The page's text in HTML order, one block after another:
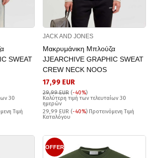
SWEAT
30
Τιμή
JACK AND JONES
Μακρυμάνικη Μπλούζα
JJEARCHIVE GRAPHIC SWEAT
CREW NECK NOOS
17,99 EUR
29,99 EUR (-40%)
Καλύτερη τιμή των τελευταίων 30
ημερών
29,99 EUR (-40%) Προτεινόμενη Τιμή
Καταλόγου
OFFER